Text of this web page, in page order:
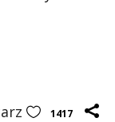
1417